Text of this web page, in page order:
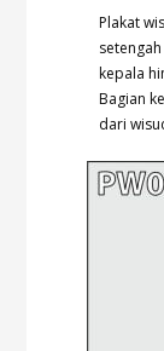
Plakat
kepala
Bagian
dari